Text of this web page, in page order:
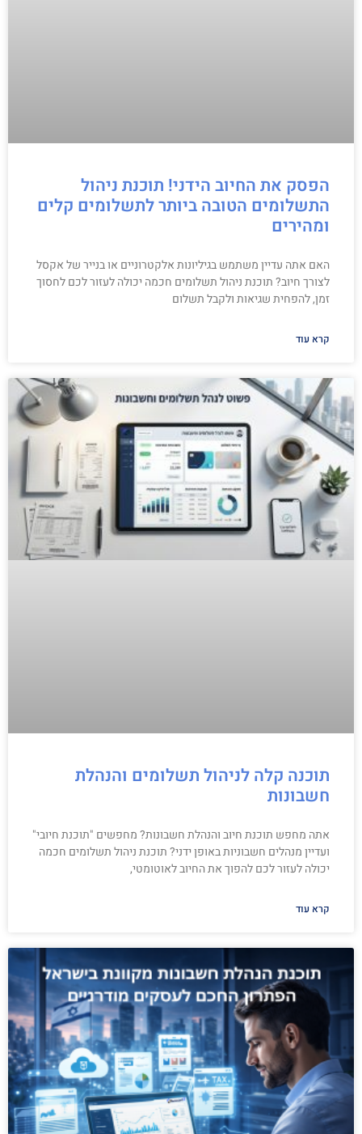
הפסק את החיוב הידני! תוכנת ניהול
התשלומים הטובה ביותר לתשלומים קלים
ומהירים
האם אתה עדיין משתמש בגיליונות אלקטרוניים או בנייר של אקסל
לצורך חיוב? תוכנת ניהול תשלומים חכמה יכולה לעזור לכם לחסוך
זמן, להפחית שגיאות ולקבל תשלום
קרא עוד
תוכנה קלה לניהול תשלומים והנהלת
חשבונות
אתה מחפש תוכנת חיוב והנהלת חשבונות? מחפשים "תוכנת חיובי"
ועדיין מנהלים חשבוניות באופן ידני? תוכנת ניהול תשלומים חכמה
יכולה לעזור לכם להפוך את החיוב לאוטומטי,
קרא עוד